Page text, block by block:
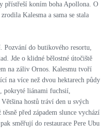
přístřeší koním boha Apollona. O
Kalesma a sama se stala
Pozvání do butikového resortu,
Jde o klidné bělostné útočiště
na záliv Ornos. Kalesmu tvoří
na více než dvou hektarech půdy
pokryté liánami fuchsií,
hostů tráví den u svých
před západem slunce vychází
směřují do restaurace Pere Ubu